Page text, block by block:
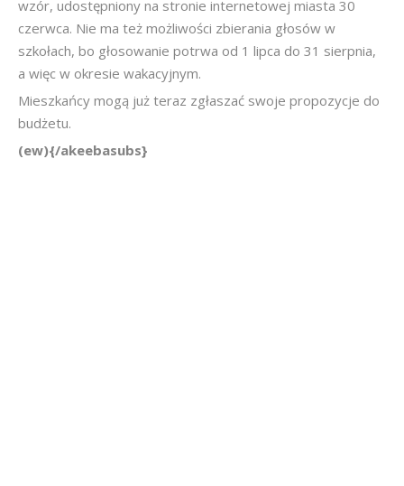
wzór, udostępniony na stronie internetowej miasta 30
czerwca. Nie ma też możliwości zbierania głosów w
szkołach, bo głosowanie potrwa od 1 lipca do 31 sierpnia,
a więc w okresie wakacyjnym.
Mieszkańcy mogą już teraz zgłaszać swoje propozycje do
budżetu.
(ew){/akeebasubs}